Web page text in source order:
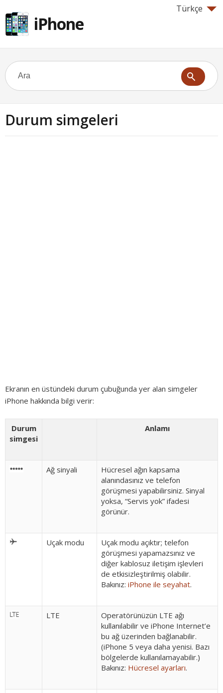
Türkçe
iPhone
Durum simgeleri
Ekranın en üstündeki durum çubuğunda yer alan simgeler
iPhone hakkında bilgi verir:
Durum
simgesi
Anlamı
Ağ sinyali
Hücresel ağın kapsama
alanındasınız ve telefon
görüşmesi yapabilirsiniz. Sinyal
yoksa, “Servis yok” ifadesi
görünür.
Uçak modu
Uçak modu açıktır; telefon
görüşmesi yapamazsınız ve
diğer kablosuz iletişim işlevleri
de etkisizleştirilmiş olabilir.
Bakınız: iPhone ile seyahat.
LTE
Operatörünüzün LTE ağı
kullanılabilir ve iPhone Internet’e
bu ağ üzerinden bağlanabilir.
(iPhone 5 veya daha yenisi. Bazı
bölgelerde kullanılamayabilir.)
Bakınız: Hücresel ayarları.